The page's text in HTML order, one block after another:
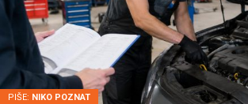
PIŠE: NIKO POZNAT